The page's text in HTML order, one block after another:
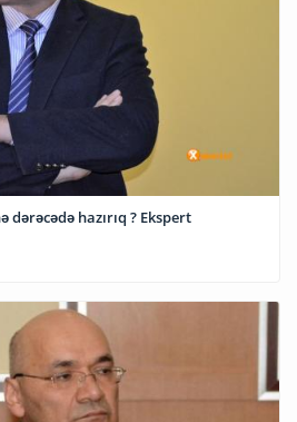
hazırıq ? Ekspert